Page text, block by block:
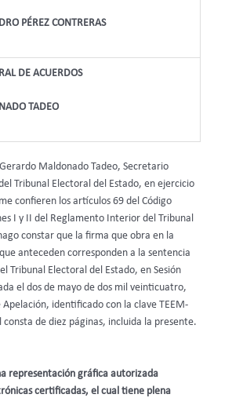
PÉREZ CONTRERAS
DE ACUERDOS
TADEO
Maldonado Tadeo, Secretario
Tribunal Electoral del Estado, en ejercicio
confieren los artículos 69 del Código
I y II del Reglamento Interior del Tribunal
constar que la firma que obra en la
anteceden corresponden a la sentencia
Tribunal Electoral del Estado, en Sesión
el dos de mayo de dos mil veinticuatro,
identificado con la clave TEEM-
consta de diez páginas, incluida la presente.
representación gráfica autorizada
certificadas, el cual tiene plena